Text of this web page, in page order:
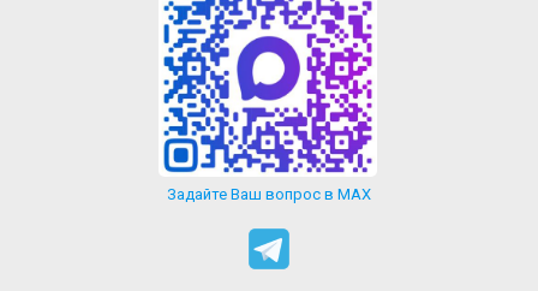
Задайте Ваш вопрос в MAX